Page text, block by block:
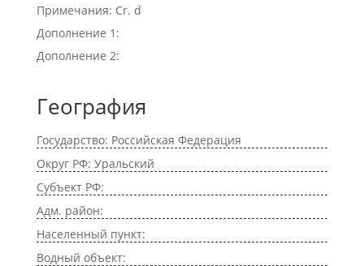
Примечания: Cr. d
Дополнение 1:
Дополнение 2:
География
Государство: Российская Федерация
Округ РФ: Уральский
Субъект РФ:
Адм. район:
Населенный пункт:
Водный объект: